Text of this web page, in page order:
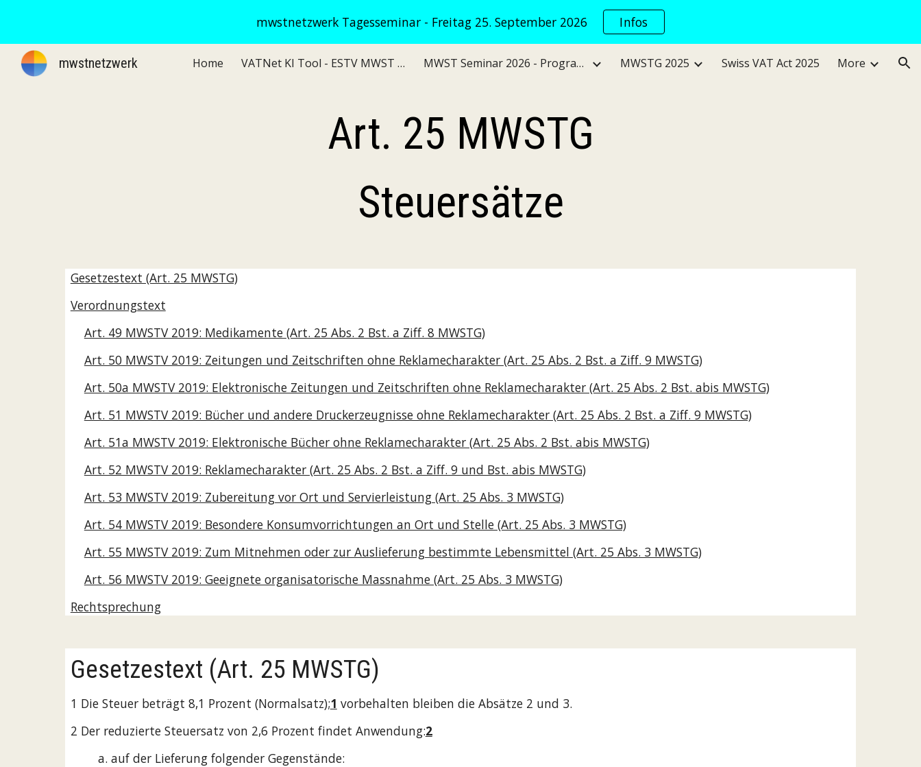
Skip to main content Skip to navigation
mwstnetzwerk Tagesseminar - Freitag 25. September 2026 Infos
mwstnetzwerk Home VATNet KI Tool - ESTV MWST Verwaltungspraxis MWST Seminar 2026 - Programm MWSTG 2025 Swiss VAT Act 2025 More
Art. 25 MWSTG
Steuersätze
Gesetzestext (Art. 25 MWSTG)
Verordnungstext
Art. 49 MWSTV 2019: Medikamente (Art. 25 Abs. 2 Bst. a Ziff. 8 MWSTG)
Art. 50 MWSTV 2019: Zeitungen und Zeitschriften ohne Reklamecharakter (Art. 25 Abs. 2 Bst. a Ziff. 9 MWSTG)
Art. 50a MWSTV 2019: Elektronische Zeitungen und Zeitschriften ohne Reklamecharakter (Art. 25 Abs. 2 Bst. abis MWSTG)
Art. 51 MWSTV 2019: Bücher und andere Druckerzeugnisse ohne Reklamecharakter (Art. 25 Abs. 2 Bst. a Ziff. 9 MWSTG)
Art. 51a MWSTV 2019: Elektronische Bücher ohne Reklamecharakter (Art. 25 Abs. 2 Bst. abis MWSTG)
Art. 52 MWSTV 2019: Reklamecharakter (Art. 25 Abs. 2 Bst. a Ziff. 9 und Bst. abis MWSTG)
Art. 53 MWSTV 2019: Zubereitung vor Ort und Servierleistung (Art. 25 Abs. 3 MWSTG)
Art. 54 MWSTV 2019: Besondere Konsumvorrichtungen an Ort und Stelle (Art. 25 Abs. 3 MWSTG)
Art. 55 MWSTV 2019: Zum Mitnehmen oder zur Auslieferung bestimmte Lebensmittel (Art. 25 Abs. 3 MWSTG)
Art. 56 MWSTV 2019: Geeignete organisatorische Massnahme (Art. 25 Abs. 3 MWSTG)
Rechtsprechung
Gesetzestext (Art. 25 MWSTG)
1 Die Steuer beträgt 8,1 Prozent (Normalsatz);1 vorbehalten bleiben die Absätze 2 und 3.
2 Der reduzierte Steuersatz von 2,6 Prozent findet Anwendung:2
a. auf der Lieferung folgender Gegenstände: